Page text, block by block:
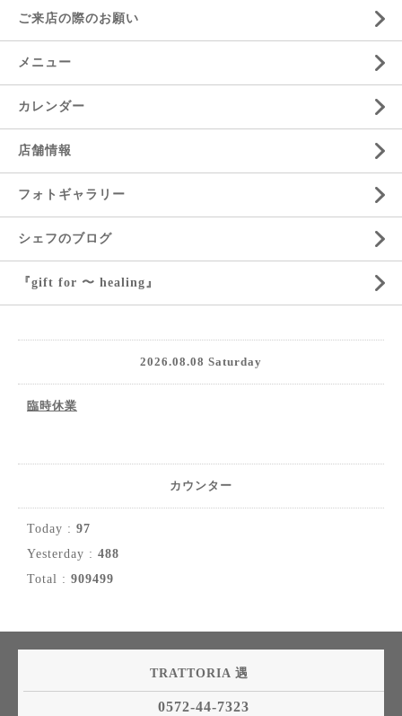
ご来店の際のお願い
メニュー
カレンダー
店舗情報
フォトギャラリー
シェフのブログ
『gift for 〜 healing』
2026.08.08 Saturday
臨時休業
カウンター
Today : 97
Yesterday : 488
Total : 909499
TRATTORIA 遇
0572-44-7323